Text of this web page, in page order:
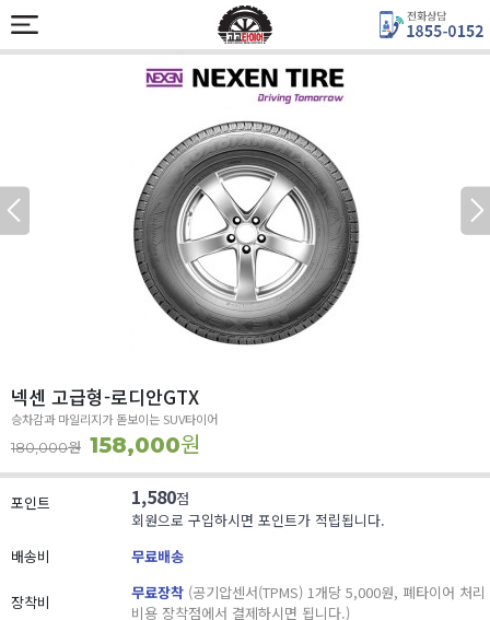
넥센 고급형-로디안GTX
승차감과 마일리지가 돋보이는 SUV타이어
180,000원 158,000원
포인트 1,580점
회원으로 구입하시면 포인트가 적립됩니다.
배송비
무료배송
장착비 무료장착 (공기압센서(TPMS) 1개당 5,000원, 폐타이어 처리
비용 장착점에서 결제하시면 됩니다.)